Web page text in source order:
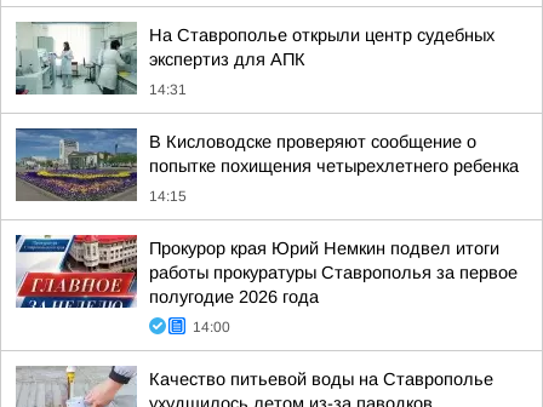
На Ставрополье открыли центр судебных
экспертиз для АПК
14:31
В Кисловодске проверяют сообщение о
попытке похищения четырехлетнего ребенка
14:15
Прокурор края Юрий Немкин подвел итоги
работы прокуратуры Ставрополья за первое
полугодие 2026 года
14:00
Качество питьевой воды на Ставрополье